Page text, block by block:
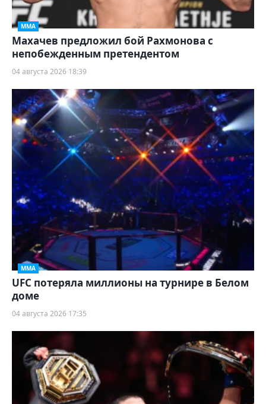
ММА
Махачев предложил бой Рахмонова с
непобежденным претендентом
04 августа 2026 18:39
ММА
UFC потеряла миллионы на турнире в Белом
доме
04 августа 2026 17:35